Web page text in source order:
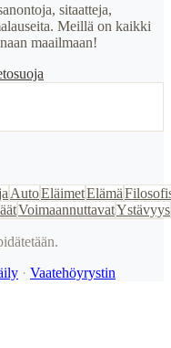
sitaatteja,
Meillä on kaikki
maailmaan!
AutoEläimetElämä
VoimaannuttavatYstävyys
· Vaatehöyrystin